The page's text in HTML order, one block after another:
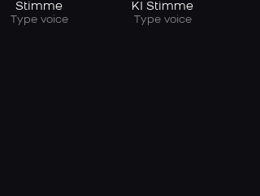
Stimme
Type voice
KI Stimme
Type voice